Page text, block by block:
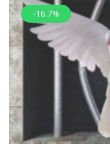
-16.7%